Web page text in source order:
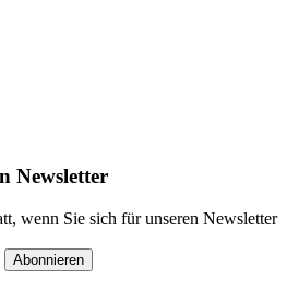
Newsletter
wenn Sie sich für unseren Newsletter
Abonnieren